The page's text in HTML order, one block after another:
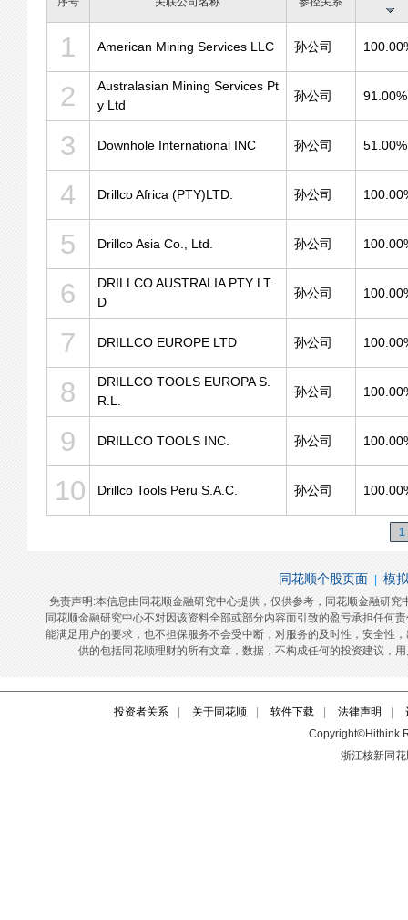
投资者关系 关于同花顺 软件下载 法律声明
Copyright©Hithink
浙江核新同